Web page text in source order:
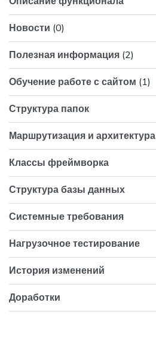
Новости (0)
Полезная информация (2)
Обучение работе с сайтом (1)
Структура папок
Маршрутизация и архитектура
Классы фреймворка
Структура базы данных
Системные требования
Нагрузочное тестирование
История изменений
Доработки